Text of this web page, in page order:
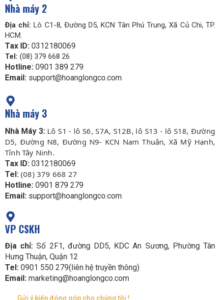
Nhà máy 2
Địa chỉ: Lô C1-8, Đường D5, KCN Tân Phú Trung, Xã Củ Chi, TP.
HCM.
Tax ID: 0312180069
Tel: (08) 379 668 26
Hotline: 0901 389 279
Email: support@hoanglongco.com
Nhà máy 3
Nhà Máy 3: Lô S1 - lô S6, S7A, S12B, lô S13 - lô S18, Đường
D5, Đường N8, Đường N9- KCN Nam Thuận, Xã Mỹ Hạnh,
Tỉnh Tây Ninh.
Tax ID: 0312180069
Tel: (08) 379 668 27
Hotline: 0901 879 279
Email: support@hoanglongco.com
VP CSKH
Địa chỉ: Số 2F1, đường DD5, KDC An Sương, Phường Tân
Hưng Thuận, Quận 12
Tel: 0901 550 279(liên hệ truyền thông)
Email: marketing@hoanglongco.com
Gửi ý kiến đóng góp cho chúng tôi !